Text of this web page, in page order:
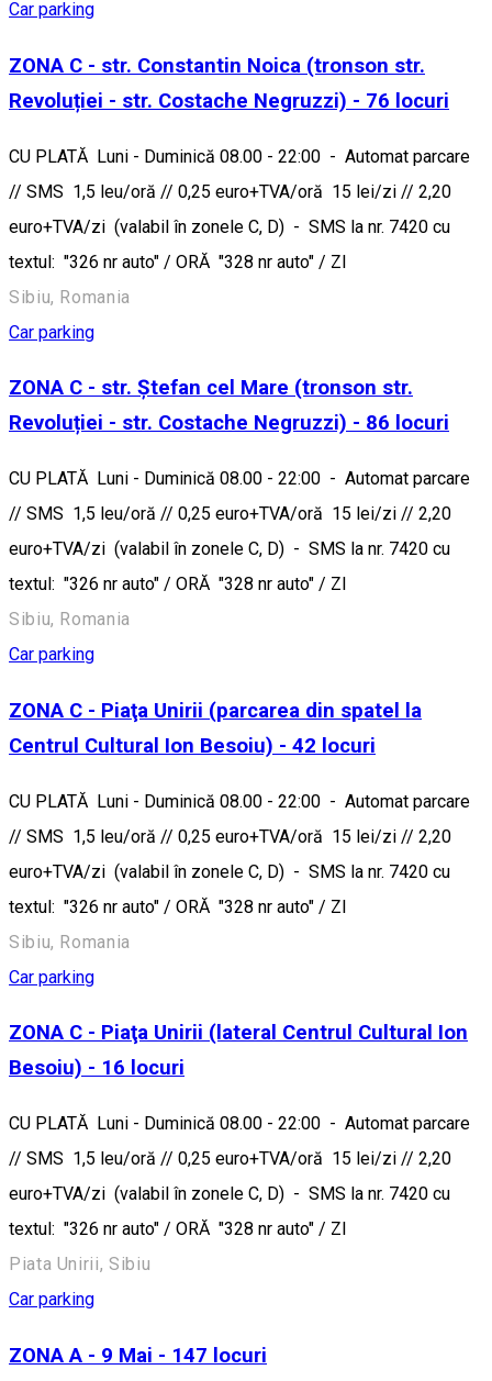
Car parking
ZONA C - str. Constantin Noica (tronson str.
Revoluției - str. Costache Negruzzi) - 76 locuri
CU PLATĂ Luni - Duminică 08.00 - 22:00 - Automat parcare
// SMS 1,5 leu/oră // 0,25 euro+TVA/oră 15 lei/zi // 2,20
euro+TVA/zi (valabil în zonele C, D) - SMS la nr. 7420 cu
textul: "326 nr auto" / ORĂ "328 nr auto" / ZI
Sibiu, Romania
Car parking
ZONA C - str. Ștefan cel Mare (tronson str.
Revoluției - str. Costache Negruzzi) - 86 locuri
CU PLATĂ Luni - Duminică 08.00 - 22:00 - Automat parcare
// SMS 1,5 leu/oră // 0,25 euro+TVA/oră 15 lei/zi // 2,20
euro+TVA/zi (valabil în zonele C, D) - SMS la nr. 7420 cu
textul: "326 nr auto" / ORĂ "328 nr auto" / ZI
Sibiu, Romania
Car parking
ZONA C - Piaţa Unirii (parcarea din spatel la
Centrul Cultural Ion Besoiu) - 42 locuri
CU PLATĂ Luni - Duminică 08.00 - 22:00 - Automat parcare
// SMS 1,5 leu/oră // 0,25 euro+TVA/oră 15 lei/zi // 2,20
euro+TVA/zi (valabil în zonele C, D) - SMS la nr. 7420 cu
textul: "326 nr auto" / ORĂ "328 nr auto" / ZI
Sibiu, Romania
Car parking
ZONA C - Piaţa Unirii (lateral Centrul Cultural Ion
Besoiu) - 16 locuri
CU PLATĂ Luni - Duminică 08.00 - 22:00 - Automat parcare
// SMS 1,5 leu/oră // 0,25 euro+TVA/oră 15 lei/zi // 2,20
euro+TVA/zi (valabil în zonele C, D) - SMS la nr. 7420 cu
textul: "326 nr auto" / ORĂ "328 nr auto" / ZI
Piata Unirii, Sibiu
Car parking
ZONA A - 9 Mai - 147 locuri